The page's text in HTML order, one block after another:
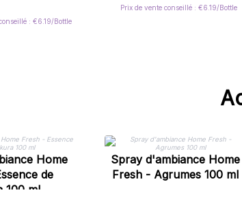
: €6.19/Bottle
Prix de vente conseillé : €6.19/Bottle
Home
de
100 ml
Spray d'ambiance Home
Fresh - Agrumes 100 ml